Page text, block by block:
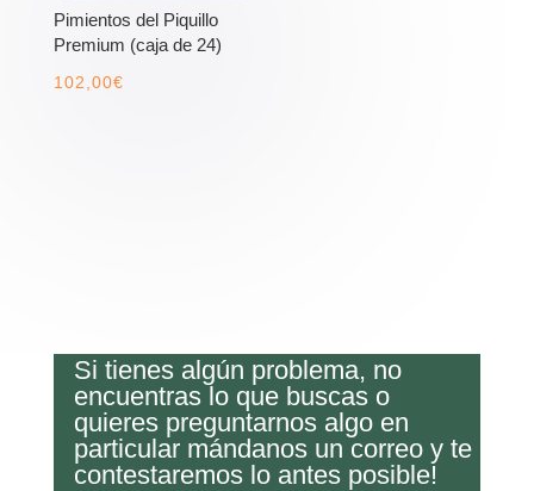
Pimientos del Piquillo
Premium (caja de 24)
102,00€
Si tienes algún problema, no
encuentras lo que buscas o
quieres preguntarnos algo en
particular mándanos un correo y te
contestaremos lo antes posible!